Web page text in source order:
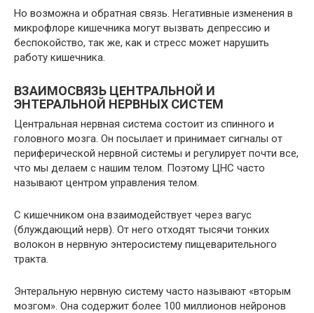
Но возможна и обратная связь. Негативные изменения в
микрофлоре кишечника могут вызвать депрессию и
беспокойство, так же, как и стресс может нарушить
работу кишечника.
ВЗАИМОСВЯЗЬ ЦЕНТРАЛЬНОЙ И
ЭНТЕРАЛЬНОЙ НЕРВНЫХ СИСТЕМ
Центральная нервная система состоит из спинного и
головного мозга. Он посылает и принимает сигналы от
периферической нервной системы и регулирует почти все,
что мы делаем с нашим телом. Поэтому ЦНС часто
называют центром управления телом.
С кишечником она взаимодействует через вагус
(блуждающий нерв). От него отходят тысячи тонких
волокон в нервную энтеросистему пищеварительного
тракта.
Энтеральную нервную систему часто называют «вторым
мозгом». Она содержит более 100 миллионов нейронов